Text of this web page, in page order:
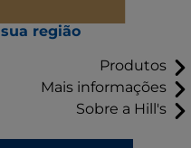
região
Produtos
Mais informações
Sobre a Hill's